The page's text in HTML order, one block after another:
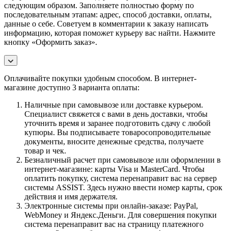
следующим образом. Заполняете полностью форму по
последовательным этапам: адрес, способ доставки, оплаты,
данные о себе. Советуем в комментарии к заказу написать
информацию, которая поможет курьеру вас найти. Нажмите
кнопку «Оформить заказ».
Оплачивайте покупки удобным способом. В интернет-
магазине доступно 3 варианта оплаты:
Наличные при самовывозе или доставке курьером.
Специалист свяжется с вами в день доставки, чтобы
уточнить время и заранее подготовить сдачу с любой
купюры. Вы подписываете товаросопроводительные
документы, вносите денежные средства, получаете
товар и чек.
Безналичный расчет при самовывозе или оформлении в
интернет-магазине: карты Visa и MasterCard. Чтобы
оплатить покупку, система перенаправит вас на сервер
системы ASSIST. Здесь нужно ввести номер карты, срок
действия и имя держателя.
Электронные системы при онлайн-заказе: PayPal,
WebMoney и Яндекс.Деньги. Для совершения покупки
система перенаправит вас на страницу платежного